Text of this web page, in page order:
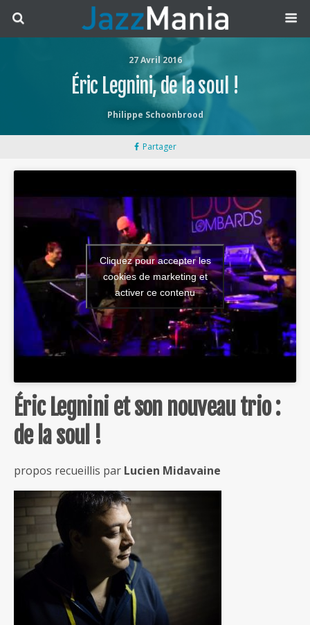
27 Avril 2016
Éric Legnini, de la soul !
Philippe Schoonbrood
Partager
Cliquez pour accepter les
cookies de marketing et
activer ce contenu
Éric Legnini et son nouveau trio :
de la soul !
propos recueillis par Lucien Midavaine